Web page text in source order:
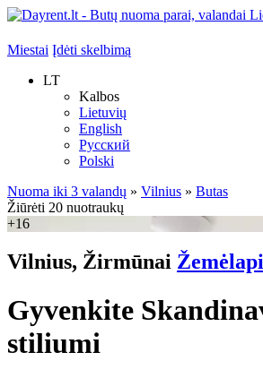
Miestai Įdėti skelbimą
LT
Kalbos
Lietuvių
English
Русский
Polski
Nuoma iki 3 valandų » Vilnius » Butas
Žiūrėti 20 nuotraukų
+16
Vilnius, Žirmūnai
Gyvenkite
stiliumi